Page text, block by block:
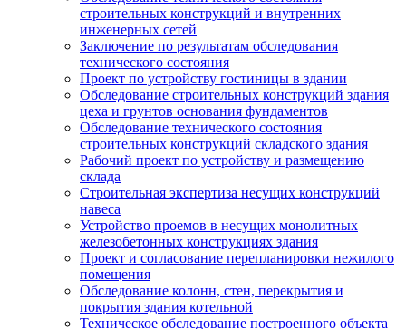
строительных конструкций и внутренних
инженерных сетей
Заключение по результатам обследования
технического состояния
Проект по устройству гостиницы в здании
Обследование строительных конструкций здания
цеха и грунтов основания фундаментов
Обследование технического состояния
строительных конструкций складского здания
Рабочий проект по устройству и размещению
склада
Строительная экспертиза несущих конструкций
навеса
Устройство проемов в несущих монолитных
железобетонных конструкциях здания
Проект и согласование перепланировки нежилого
помещения
Обследование колонн, стен, перекрытия и
покрытия здания котельной
Техническое обследование построенного объекта